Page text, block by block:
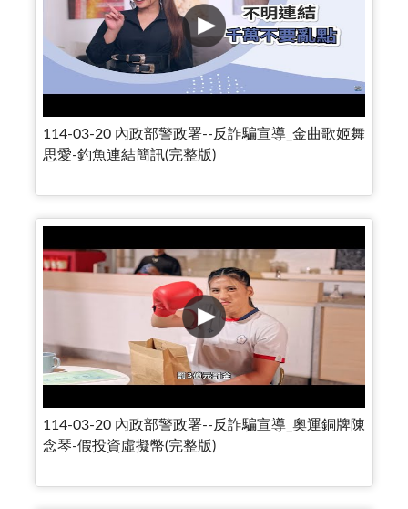
114-03-20 內政部警政署--反詐騙宣導_金曲歌姬舞
思愛-釣魚連結簡訊(完整版)
114-03-20 內政部警政署--反詐騙宣導_奧運銅牌陳
念琴-假投資虛擬幣(完整版)